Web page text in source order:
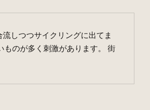
しつつサイクリングに出てま
ものが多く刺激があります。 街